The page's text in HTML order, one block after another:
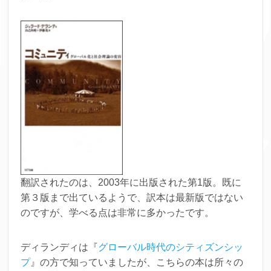
翻訳されたのは、2003年に出版された第1版。既に
第３版まで出ているようで、訳本は最新版ではない
のですが、学べる点は非常に多かったです。
ディランディは『グローバル時代のシティズンシッ
プ』の方で知っていましたが、こちらの本は所々の